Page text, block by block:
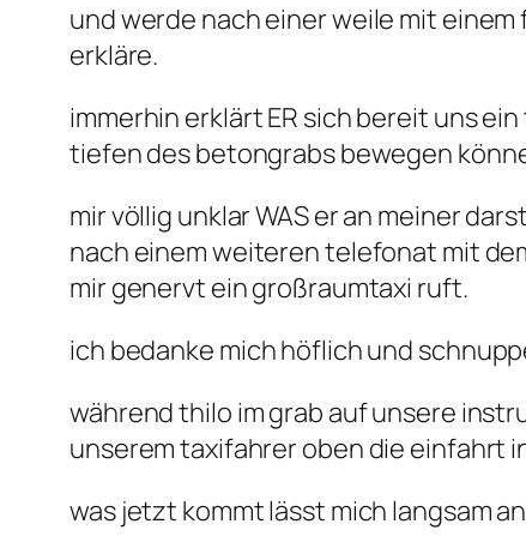
und werde nach einer weile mit
erkläre.
immerhin erklärt ER sich bereit uns
tiefen des betongrabs bewegen
mir völlig unklar WAS er an meiner
nach einem weiteren telefonat mit
mir genervt ein großraumtaxi ruft.
ich bedanke mich höflich und
während thilo im grab auf unsere
unserem taxifahrer oben die einfahrt
was jetzt kommt lässt mich langsam